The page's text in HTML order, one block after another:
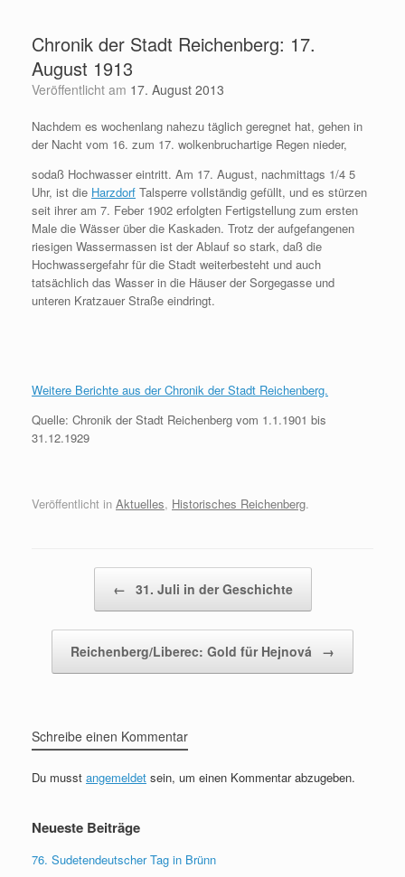
springenChronik der Stadt Reichenberg: 17.
August 1913
Veröffentlicht am 17. August 2013
Nachdem es wochenlang nahezu täglich geregnet hat, gehen in
der Nacht vom 16. zum 17. wolkenbruchartige Regen nieder,
sodaß Hochwasser eintritt. Am 17. August, nachmittags 1/4 5
Uhr, ist die Harzdorf Talsperre vollständig gefüllt, und es stürzen
seit ihrer am 7. Feber 1902 erfolgten Fertigstellung zum ersten
Male die Wässer über die Kaskaden. Trotz der aufgefangenen
riesigen Wassermassen ist der Ablauf so stark, daß die
Hochwassergefahr für die Stadt weiterbesteht und auch
tatsächlich das Wasser in die Häuser der Sorgegasse und
unteren Kratzauer Straße eindringt.
Weitere Berichte aus der Chronik der Stadt Reichenberg.
Quelle: Chronik der Stadt Reichenberg vom 1.1.1901 bis
31.12.1929
Veröffentlicht in Aktuelles, Historisches Reichenberg.
← 31. Juli in der Geschichte
Reichenberg/Liberec: Gold für Hejnová →
Schreibe einen Kommentar
Du musst angemeldet sein, um einen Kommentar abzugeben.
Neueste Beiträge
76. Sudetendeutscher Tag in Brünn